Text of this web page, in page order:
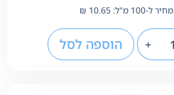
מחיר ל-100 מ"ל: ₪ 10.65
+ הוספה לסל